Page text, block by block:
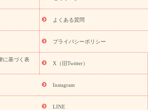
贈り・お中元・暑中見舞い 花のギフト特集
ギフト・プレゼント特集
特集
敬老の日 花のおすすめランキング
敬
ト・プレゼント特集
敬老の日 花とセットギ
敬老の日の花 全てのギフト一覧
キャン
ターガーディアンズ』コラボキャンペーン
です」キャンペーン
誕生日の花を探す
誕生日フラワーギフト特集
9月の誕生花(リンドウ)
よくある質問
プライバシーポリシー
に基づく表
X（旧Twitter）
Instagram
LINE